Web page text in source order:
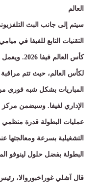
العالم
سيتم إلى جانب البث
التقنيات التابع للفيفا في
كأس العالم فيفا 2026. ويعمل
لكأس العالم، حيث تتم مراقبة
المباريات بشكل شبه فوري
الإداري لفيفا. وسيضمن مركز
عمليات البطولة قدرة منظمي
التشغيلية بسرعة ومعالجتها
البطولة بفضل حلول لينوفو
قال آشلي غوراخبوروالا،